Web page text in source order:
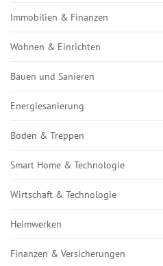
Immobilien & Finanzen
Wohnen & Einrichten
Bauen und Sanieren
Energiesanierung
Boden & Treppen
Smart Home & Technologie
Wirtschaft & Technologie
Heimwerken
Finanzen & Versicherungen